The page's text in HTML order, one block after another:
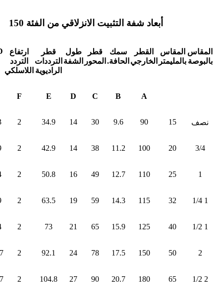
أبعاد شفة التثبيت الانزلاقي من الفئة 150
المقاس
بالبوصة
المقاس
بالمليمتر
القطر
الخارجي
سمك
الحافة.
قطر
المحور
طول
الشفة
قطر
الترددات
الراديوية
ارتفاع
التردد
اللاسلكي
A
B
C
D
E
F
نصف 15
90
9.6
30
14
34.9
2
3/4
20
100
11.2
38
14
42.9
2
1
25
110
12.7
49
16
50.8
2
1 1/4
32
115
14.3
59
19
63.5
2
1 1/2
40
125
15.9
65
21
73
2
2
50
150
17.5
78
24
92.1
2
2 1/2
65
180
20.7
90
27
104.8
2